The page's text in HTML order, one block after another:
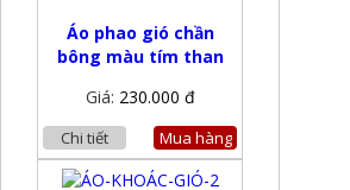
Áo phao gió chần
bông màu tím than
Giá: 230.000 đ
Chi tiết Mua hàng